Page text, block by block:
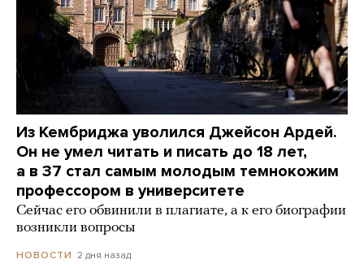
Из Кембриджа уволился Джейсон Ардей.
Он не умел читать и писать до 18 лет,
а в 37 стал самым молодым темнокожим
профессором в университете
Сейчас его обвинили в плагиате, а к его биографии
возникли вопросы
НОВОСТИ 2 дня назад